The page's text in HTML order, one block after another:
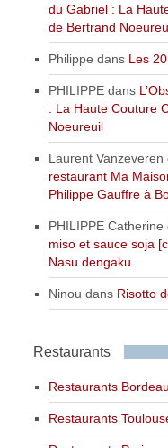
du Gabriel : La
de Bertrand
Philippe dans Les
PHILIPPE dans
: La Haute Couture
Noeureuil
Laurent Vanzeveren
restaurant Ma
Philippe Gauffre à
PHILIPPE Catherine
miso et sauce soja
Nasu dengaku
Ninou dans Risotto
Restaurants
Restaurants
Restaurants